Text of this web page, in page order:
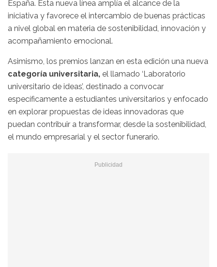
España. Esta nueva línea amplía el alcance de la
iniciativa y favorece el intercambio de buenas prácticas
a nivel global en materia de sostenibilidad, innovación y
acompañamiento emocional.
Asimismo, los premios lanzan en esta edición una nueva
categoría universitaria, el llamado ‘Laboratorio
universitario de ideas’, destinado a convocar
específicamente a estudiantes universitarios y enfocado
en explorar propuestas de ideas innovadoras que
puedan contribuir a transformar, desde la sostenibilidad,
el mundo empresarial y el sector funerario.